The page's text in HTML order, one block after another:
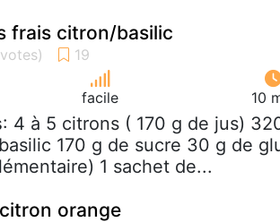
frais citron/basilic
facile 10
: 4 à 5 citrons ( 170 g de jus)
170 g de sucre 30 g de
1 sachet de...
orange